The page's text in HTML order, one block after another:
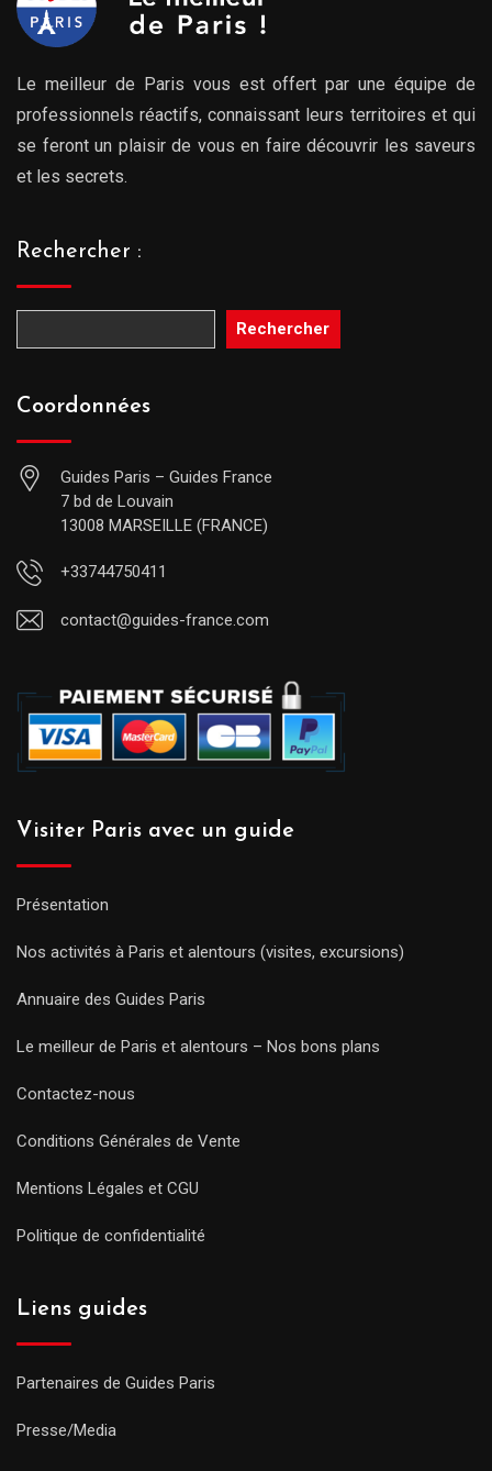
Le meilleur de Paris vous est offert par une équipe de
professionnels réactifs, connaissant leurs territoires et qui
se feront un plaisir de vous en faire découvrir les saveurs
et les secrets.
Rechercher :
Rechercher
Coordonnées
Guides Paris – Guides France
7 bd de Louvain
13008 MARSEILLE (FRANCE)
+33744750411
contact@guides-france.com
Visiter Paris avec un guide
Présentation
Nos activités à Paris et alentours (visites, excursions)
Annuaire des Guides Paris
Le meilleur de Paris et alentours – Nos bons plans
Contactez-nous
Conditions Générales de Vente
Mentions Légales et CGU
Politique de confidentialité
Liens guides
Partenaires de Guides Paris
Presse/Media